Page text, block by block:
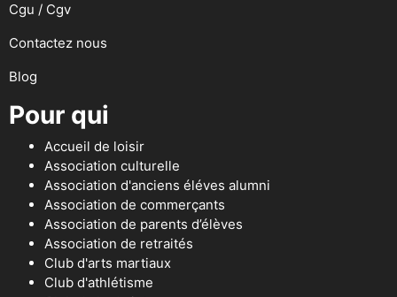
Cgu / Cgv
Contactez nous
Blog
Pour qui
Accueil de loisir
Association culturelle
Association d'anciens éléves alumni
Association de commerçants
Association de parents d’élèves
Association de retraités
Club d'arts martiaux
Club d'athlétisme